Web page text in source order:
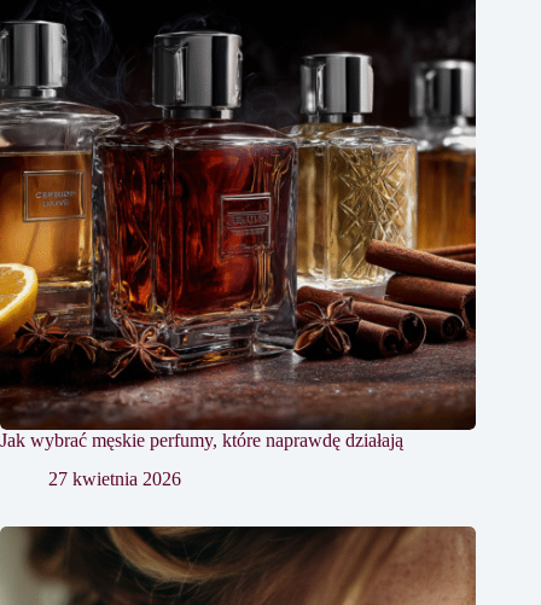
Jak wybrać męskie perfumy, które naprawdę działają
27 kwietnia 2026